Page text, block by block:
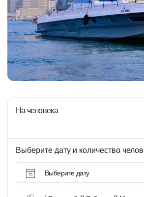
На человека
Выберите дату и количество
Выберите дату